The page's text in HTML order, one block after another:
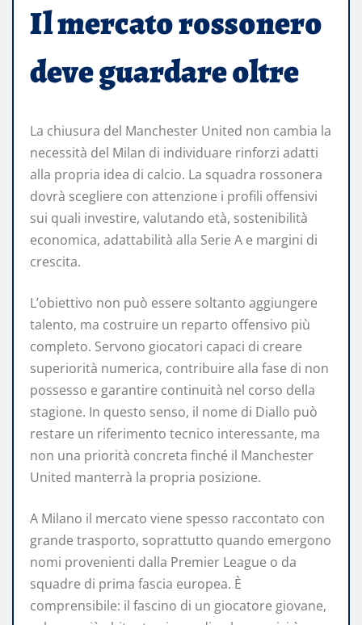
Il mercato rossonero
deve guardare oltre
La chiusura del Manchester United non cambia la
necessità del Milan di individuare rinforzi adatti
alla propria idea di calcio. La squadra rossonera
dovrà scegliere con attenzione i profili offensivi
sui quali investire, valutando età, sostenibilità
economica, adattabilità alla Serie A e margini di
crescita.
L’obiettivo non può essere soltanto aggiungere
talento, ma costruire un reparto offensivo più
completo. Servono giocatori capaci di creare
superiorità numerica, contribuire alla fase di non
possesso e garantire continuità nel corso della
stagione. In questo senso, il nome di Diallo può
restare un riferimento tecnico interessante, ma
non una priorità concreta finché il Manchester
United manterrà la propria posizione.
A Milano il mercato viene spesso raccontato con
grande trasporto, soprattutto quando emergono
nomi provenienti dalla Premier League o da
squadre di prima fascia europea. È
comprensibile: il fascino di un giocatore giovane,